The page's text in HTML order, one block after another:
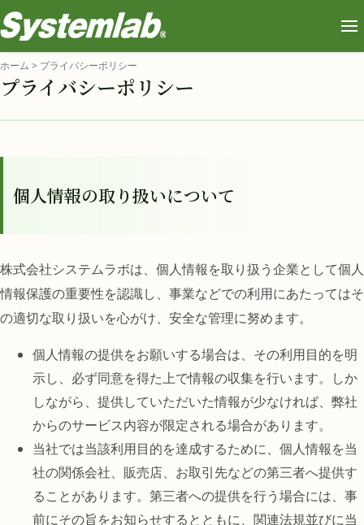
ホーム > プライバシーポリシー
プライバシーポリシー
個人情報の取り扱いについて
株式会社システムラボは、個人情報を取り扱う企業として個人
情報保護の重要性を認識し、事業などでの利用にあたってはそ
の適切な取り扱いを心がけ、安全な管理に努めます。
個人情報の提供をお願いする場合は、その利用目的を明
示し、必ず同意を得た上で情報の収集を行います。しか
しながら、提供していただいた情報が少なければ、弊社
からのサービス内容が限定される場合があります。
当社では当該利用目的を達成するために、個人情報を当
社の関係会社、販売店、お取引先などの第三者へ提供す
ることがあります。第三者への提供を行う場合には、事
前にその旨をお知らせするとともに、関連法規並びに当